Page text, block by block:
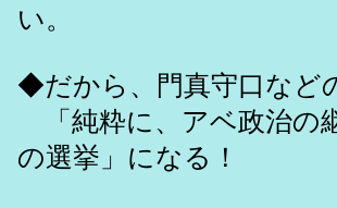
い。
◆だから、門真守口など
「純粋に、アベ政治の
の選挙」になる！